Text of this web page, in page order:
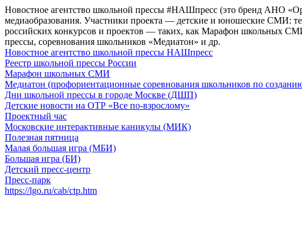
Новостное агентство школьной прессы #НАШпресс (это бренд АНО
медиаобразования. Участники проекта — детские и юношеские СМИ:
российских конкурсов и проектов — таких, как Марафон школьных
прессы, соревнования школьников «Медиатон» и др.
Новостное агентство школьной прессы НАШпресс
Реестр школьной прессы России
Марафон школьных СМИ
Медиатон (профориентационные соревнования школьников по
Дни школьной прессы в городе Москве (ДШП)
Детские новости на ОТР «Все по-взрослому»
Проектный час
Московские интерактивные каникулы (МИК)
Полезная пятница
Малая большая игра (МБИ)
Большая игра (БИ)
Детский пресс-центр
Пресс-парк
https://lgo.ru/cab/ctp.htm